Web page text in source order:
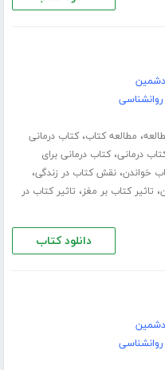
، مطالعه کتاب،کتاب درمانی
درمانی،کتاب درمانی برای
خواندن،نقش کتاب در زندگی،
، تاثیر کتاب بر مغز، تاثیر کتاب در
دانلود کتاب